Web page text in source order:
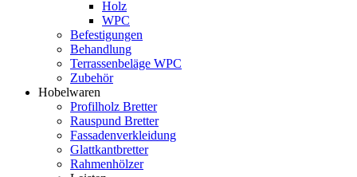
Holz
WPC
Befestigungen
Behandlung
Terrassenbeläge WPC
Zubehör
Hobelwaren
Profilholz Bretter
Rauspund Bretter
Fassadenverkleidung
Glattkantbretter
Rahmenhölzer